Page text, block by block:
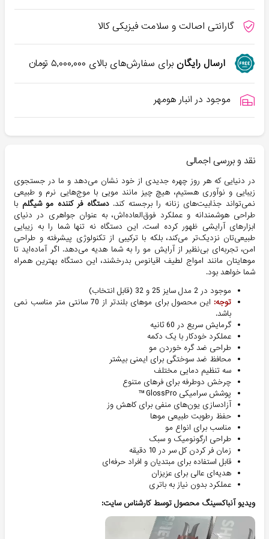
گارانتی اصالت و سلامت فیزیکی کالا
ارسال رایگانبرای سفارش‌های بالای ۵,۰۰۰,۰۰۰تومان
موجود در انبار هومهر
نقد و بررسی اجمالی
در دنیایی که هر روز چهره جدیدی از خود نشان می‌دهد و ما در جستجوی
زیبایی و نوآوری هستیم، هیچ چیز مانند مویی با موج‌هایی نرم و طبیعی
نمی‌تواند جذابیت‌های زنانه را برجسته کند.دستگاه فر کننده مو شیگلم با
طراحی هوشمندانه و عملکرد فوق‌العاده‌اش، به عنوان جواهری در دنیای
ابزارهای آرایشی ظهور کرده است. این دستگاه نه تنها شما را به زیبایی
طبیعی‌تان نزدیک‌تر می‌کند، بلکه با ترکیبی از تکنولوژی پیشرفته و طراحی
امن، تجربه‌ای بی‌نظیر از آرایش مو را به شما هدیه می‌دهد. اگر آماده‌اید تا
موهایتان مانند امواج لطیف اقیانوس بدرخشند، این دستگاه بهترین همراه
شما خواهد بود.
موجود در 2 مدل سایز 25 و 32 (قابل انتخاب)
توجه:
این محصول برای موهای بلندتر از 70 سانتی متر مناسب نمی
باشد.
گرمایش سریع در 60 ثانیه
عملکرد خودکار با یک دکمه
طراحی ضد گره خوردن مو
محافظ ضد سوختگی برای ایمنی بیشتر
سه تنظیم دمایی مختلف
چرخش دوطرفه برای فرهای متنوع
پوشش سرامیکی GlossPro™
آزادسازی یون‌های منفی برای کاهش وز
حفظ رطوبت طبیعی موها
مناسب برای انواع مو
طراحی ارگونومیک و سبک
زمان فر کردن کل سر در 10 دقیقه
قابل استفاده برای مبتدیان و افراد حرفه‌ای‌
هدیه‌ای عالی برای عزیزان
عملکرد بدون نیاز به باتری
ویدیو آنباکسینگ محصول توسط کارشناس سایت: